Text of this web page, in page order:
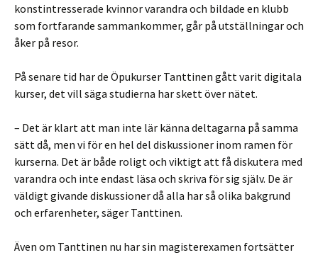
konstintresserade kvinnor varandra och bildade en klubb
som fortfarande sammankommer, går på utställningar och
åker på resor.
På senare tid har de Öpukurser Tanttinen gått varit digitala
kurser, det vill säga studierna har skett över nätet.
– Det är klart att man inte lär känna deltagarna på samma
sätt då, men vi för en hel del diskussioner inom ramen för
kurserna. Det är både roligt och viktigt att få diskutera med
varandra och inte endast läsa och skriva för sig själv. De är
väldigt givande diskussioner då alla har så olika bakgrund
och erfarenheter, säger Tanttinen.
Även om Tanttinen nu har sin magisterexamen fortsätter